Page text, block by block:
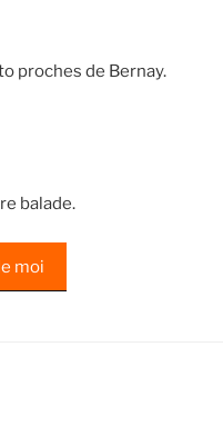
proches de Bernay.
balade.
moi